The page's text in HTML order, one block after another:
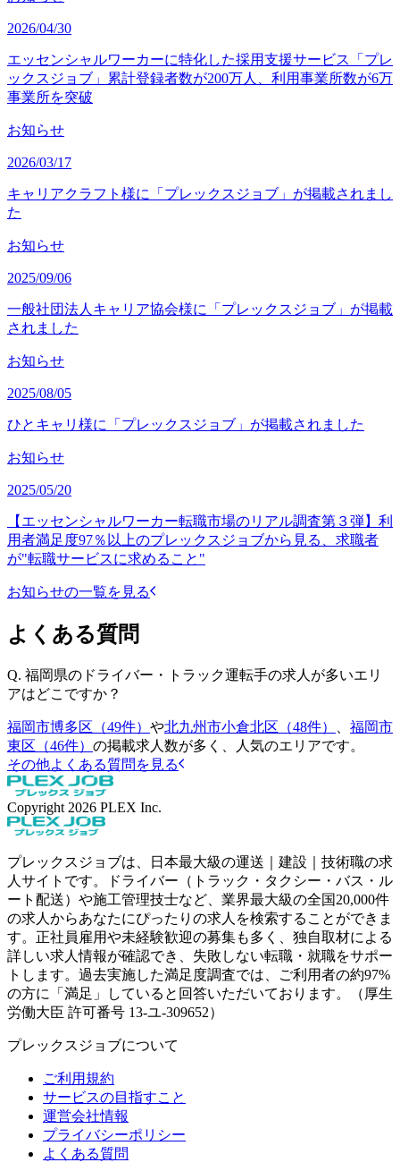
2026/04/30
エッセンシャルワーカーに特化した採用支援サービス「プレ
ックスジョブ」累計登録者数が200万人、利用事業所数が6万
事業所を突破
お知らせ
2026/03/17
キャリアクラフト様に「プレックスジョブ」が掲載されまし
た
お知らせ
2025/09/06
一般社団法人キャリア協会様に「プレックスジョブ」が掲載
されました
お知らせ
2025/08/05
ひとキャリ様に「プレックスジョブ」が掲載されました
お知らせ
2025/05/20
【エッセンシャルワーカー転職市場のリアル調査第３弾】利
用者満足度97％以上のプレックスジョブから見る、求職者
が"転職サービスに求めること"
お知らせの一覧を見る
よくある質問
Q. 福岡県のドライバー・トラック運転手の求人が多いエリ
アはどこですか？
福岡市博多区（49件） や北九州市小倉北区（48件）
福岡市
東区（46件） の掲載求人数が多く、人気のエリアです。
その他よくある質問を見る
Copyright 2026 PLEX Inc.
プレックスジョブは、日本最大級の運送｜建設｜技術職の求
人サイトです。ドライバー（トラック・タクシー・バス・ル
ート配送）や施工管理技士など、業界最大級の全国20,000件
の求人からあなたにぴったりの求人を検索することができま
す。正社員雇用や未経験歓迎の募集も多く、独自取材による
詳しい求人情報が確認でき、失敗しない転職・就職をサポー
トします。過去実施した満足度調査では、ご利用者の約97%
の方に「満足」していると回答いただいております。（厚生
労働大臣 許可番号 13-ユ-309652）
プレックスジョブについて
ご利用規約
サービスの目指すこと
運営会社情報
プライバシーポリシー
よくある質問